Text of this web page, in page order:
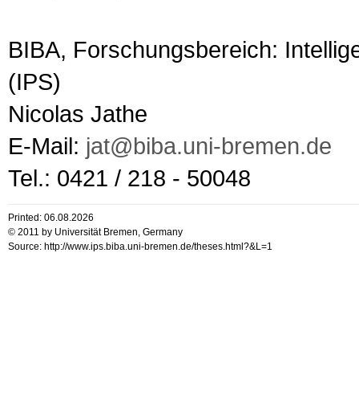
BIBA, Forschungsbereich:
(IPS)
Nicolas Jathe
E-Mail: jat@biba.uni-bremen.de
Tel.: 0421 / 218 - 50048
Printed: 06.08.2026
© 2011 by Universität Bremen, Germany
Source: http://www.ips.biba.uni-bremen.de/theses.html?&L=1